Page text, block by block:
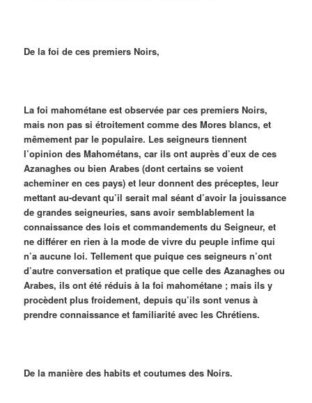
De la foi de ces premiers Noirs,
La foi mahométane est observée par ces premiers Noirs,
mais non pas si étroitement comme des Mores blancs, et
mêmement par le populaire. Les seigneurs tiennent
l’opinion des Mahométans, car ils ont auprès d’eux de ces
Azanaghes ou bien Arabes (dont certains se voient
acheminer en ces pays) et leur donnent des préceptes, leur
mettant au-devant qu’il serait mal séant d’avoir la jouissance
de grandes seigneuries, sans avoir semblablement la
connaissance des lois et commandements du Seigneur, et
ne différer en rien à la mode de vivre du peuple infime qui
n’a aucune loi. Tellement que puique ces seigneurs n’ont
d’autre conversation et pratique que celle des Azanaghes ou
Arabes, ils ont été réduis à la foi mahométane ; mais ils y
procèdent plus froidement, depuis qu’ils sont venus à
prendre connaissance et familiarité avec les Chrétiens.
De la manière des habits et coutumes des Noirs.